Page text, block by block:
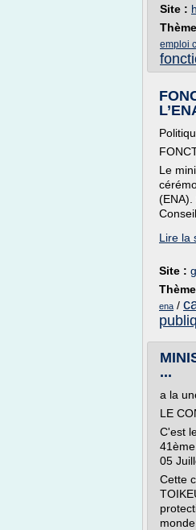
Site :
emploi
Le
(ENA).
Lire la
Site :
ena /
...
a la
LE
C'est
05
Cette